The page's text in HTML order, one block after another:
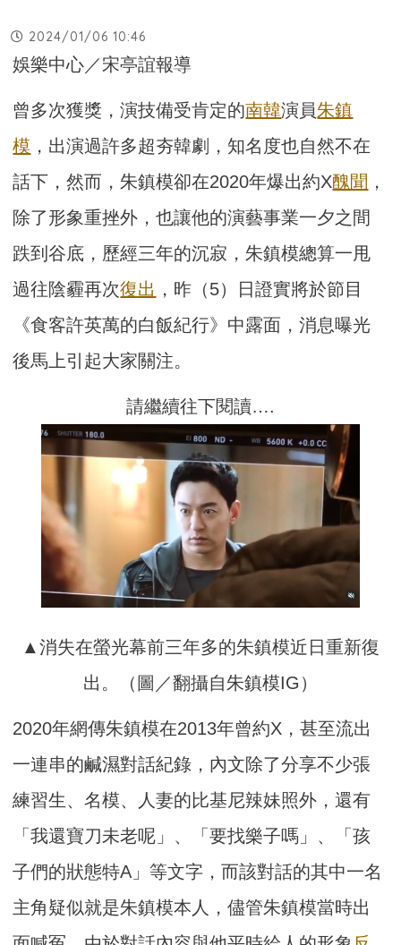
2024/01/06 10:46
娛樂中心／宋亭誼報導
曾多次獲獎，演技備受肯定的南韓演員朱鎮
模 ，出演過許多超夯韓劇，知名度也自然不在
話下，然而，朱鎮模卻在2020年爆出約X醜聞 ，
除了形象重挫外，也讓他的演藝事業一夕之間
跌到谷底，歷經三年的沉寂，朱鎮模總算一甩
過往陰霾再次復出 ，昨（5）日證實將於節目
《食客許英萬的白飯紀行》中露面，消息曝光
後馬上引起大家關注。
請繼續往下閱讀….
▲消失在螢光幕前三年多的朱鎮模近日重新復
出。（圖／翻攝自朱鎮模IG）
2020年網傳朱鎮模在2013年曾約X，甚至流出
一連串的鹹濕對話紀錄，內文除了分享不少張
練習生、名模、人妻的比基尼辣妹照外，還有
「我還寶刀未老呢」、「要找樂子嗎」、「孩
子們的狀態特A」等文字，而該對話的其中一名
主角疑似就是朱鎮模本人，儘管朱鎮模當時出